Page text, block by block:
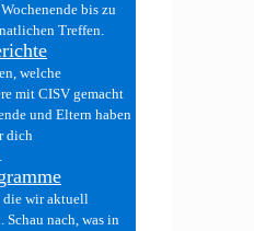
bis zu
Treffen.
welche
mit CISV gemacht
und Eltern haben
dich
die wir aktuell
Schau nach, was in